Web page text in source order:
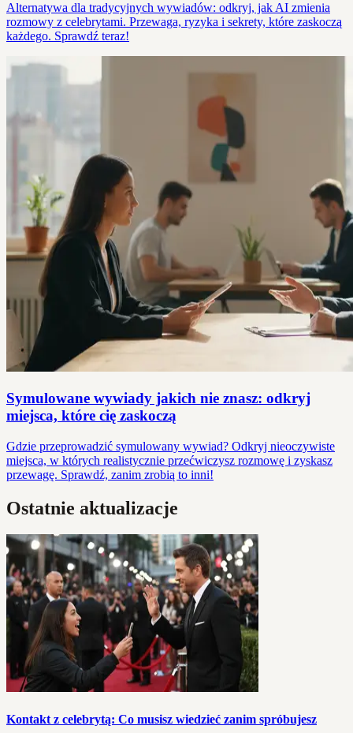
Alternatywa dla tradycyjnych wywiadów: odkryj, jak AI zmienia
rozmowy z celebrytami. Przewaga, ryzyka i sekrety, które zaskoczą
każdego. Sprawdź teraz!
Symulowane wywiady jakich nie znasz: odkryj
miejsca, które cię zaskoczą
Gdzie przeprowadzić symulowany wywiad? Odkryj nieoczywiste
miejsca, w których realistycznie przećwiczysz rozmowę i zyskasz
przewagę. Sprawdź, zanim zrobią to inni!
Ostatnie aktualizacje
Kontakt z celebrytą: Co musisz wiedzieć zanim spróbujesz